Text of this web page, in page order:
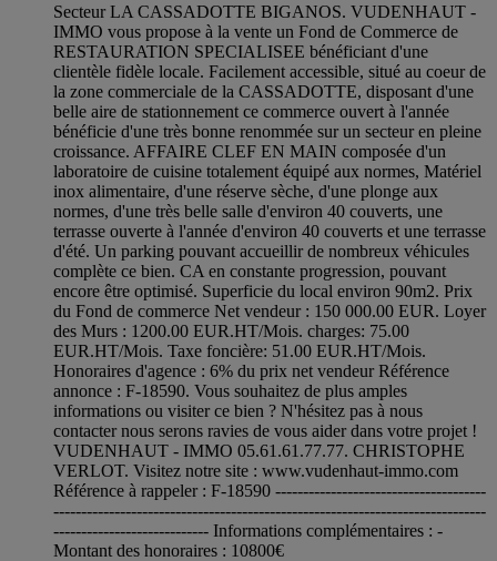
Secteur LA CASSADOTTE BIGANOS. VUDENHAUT -
IMMO vous propose à la vente un Fond de Commerce de
RESTAURATION SPECIALISEE bénéficiant d'une
clientèle fidèle locale. Facilement accessible, situé au coeur de
la zone commerciale de la CASSADOTTE, disposant d'une
belle aire de stationnement ce commerce ouvert à l'année
bénéficie d'une très bonne renommée sur un secteur en pleine
croissance. AFFAIRE CLEF EN MAIN composée d'un
laboratoire de cuisine totalement équipé aux normes, Matériel
inox alimentaire, d'une réserve sèche, d'une plonge aux
normes, d'une très belle salle d'environ 40 couverts, une
terrasse ouverte à l'année d'environ 40 couverts et une terrasse
d'été. Un parking pouvant accueillir de nombreux véhicules
complète ce bien. CA en constante progression, pouvant
encore être optimisé. Superficie du local environ 90m2. Prix
du Fond de commerce Net vendeur : 150 000.00 EUR. Loyer
des Murs : 1200.00 EUR.HT/Mois. charges: 75.00
EUR.HT/Mois. Taxe foncière: 51.00 EUR.HT/Mois.
Honoraires d'agence : 6% du prix net vendeur Référence
annonce : F-18590. Vous souhaitez de plus amples
informations ou visiter ce bien ? N'hésitez pas à nous
contacter nous serons ravies de vous aider dans votre projet !
VUDENHAUT - IMMO 05.61.61.77.77. CHRISTOPHE
VERLOT. Visitez notre site : www.vudenhaut-immo.com
Référence à rappeler : F-18590 --------------------------------------
------------------------------------------------------------------------------
---------------------------- Informations complémentaires : -
Montant des honoraires : 10800€